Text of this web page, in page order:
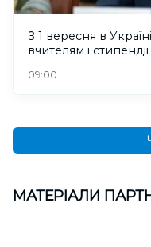
З 1 вересня в
вчителям і
09:00
МАТЕРІАЛИ